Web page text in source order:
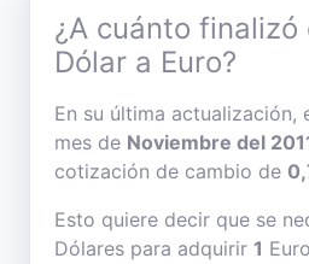
¿A cuánto finalizó
Dólar a Euro?
En su última actualización,
mes de Noviembre del
cotización de cambio de
Esto quiere decir que se
Dólares para adquirir 1